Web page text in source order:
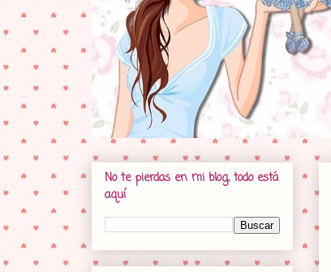
No te pierdas en mi blog, todo está
aquí